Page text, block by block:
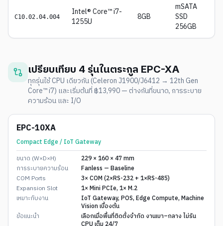
C10.02.04.004
Intel® Core™ i7-
1255U
8GB
mSATA
SSD
256GB
เปรียบเทียบ 4 รุ่นในตระกูล EPC-XA
ทุกรุ่นใช้ CPU เดียวกัน (Celeron J1900/J6412 → 12th Gen
Core™ i7) และเริ่มต้นที่ ฿13,990 — ต่างกันที่ขนาด, การระบาย
ความร้อน และ I/O
EPC-10XA
Compact Edge / IoT Gateway
ขนาด (W×D×H)
229 × 160 × 47 mm
การระบายความร้อน
Fanless — Baseline
COM Ports
3× COM (2×RS-232 + 1×RS-485)
Expansion Slot
1× Mini PCIe, 1× M.2
เหมาะกับงาน
IoT Gateway, POS, Edge Compute, Machine
Vision เบื้องต้น
ข้อแนะนำ
เลือกเมื่อพื้นที่ติดตั้งจำกัด งานเบา–กลาง ไม่รัน